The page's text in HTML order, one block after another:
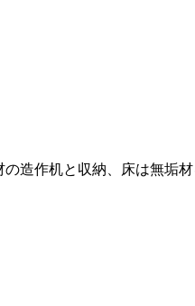
造作机と収納、床は無垢材